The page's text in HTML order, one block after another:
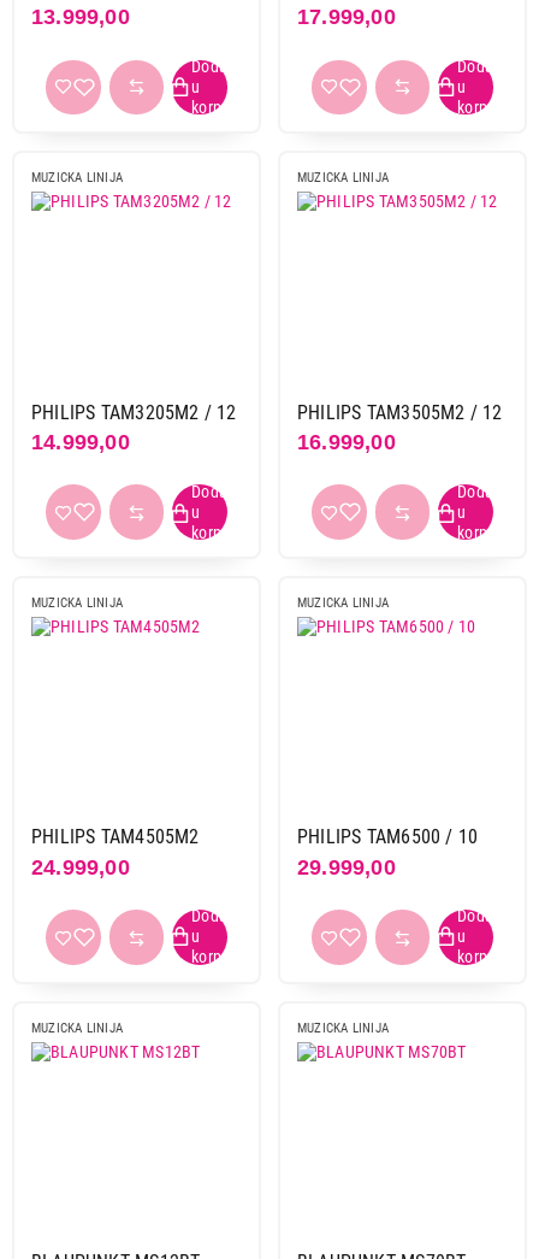
13.999,00 17.999,00
MUZICKA LINIJA
PHILIPS TAM3205M2 / 12
14.999,00
MUZICKA LINIJA
PHILIPS TAM3505M2 / 12
16.999,00
MUZICKA LINIJA
PHILIPS TAM4505M2
24.999,00
MUZICKA LINIJA
PHILIPS TAM6500 / 10
29.999,00
MUZICKA LINIJA MUZICKA LINIJA